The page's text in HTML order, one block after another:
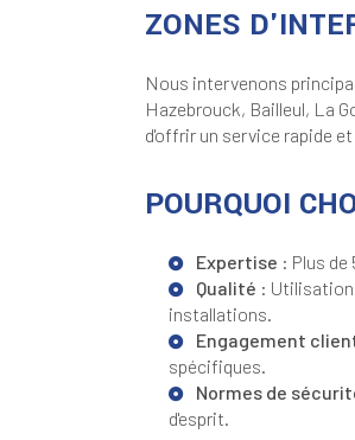
ZONES
Nous intervenons
Hazebrouck, Bailleul, La
d'offrir un service rapide
POURQUOI
Expertise : Plus de
Qualité : Utilisation
installations.
Engagement
spécifiques.
Normes de
d'esprit.